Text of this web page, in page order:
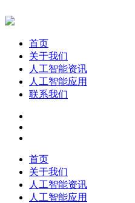
首页
关于我们
人工智能资讯
人工智能应用
联系我们
首页
关于我们
人工智能资讯
人工智能应用